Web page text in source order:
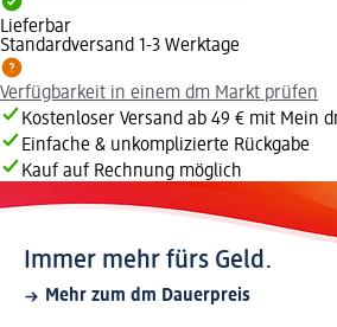
Lieferbar
Standardversand 1-3 Werktage
Verfügbarkeit in einem dm Markt prüfen
Kostenloser Versand ab 49 € mit Mein
Einfache & unkomplizierte Rückgabe
Kauf auf Rechnung möglich
Immer mehr fürs Geld.
Mehr zum dm Dauerpreis